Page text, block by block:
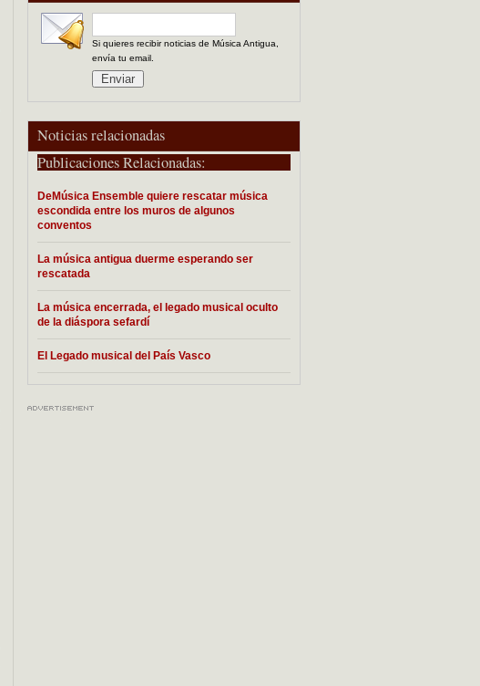
Si quieres recibir noticias de Música Antigua,
envía tu email.
Noticias relacionadas
Publicaciones Relacionadas:
DeMúsica Ensemble quiere rescatar música
escondida entre los muros de algunos
conventos
La música antigua duerme esperando ser
rescatada
La música encerrada, el legado musical oculto
de la diáspora sefardí
El Legado musical del País Vasco